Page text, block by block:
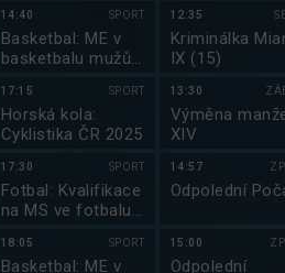
14:40 SPORT
Basketbal: ME v
basketbalu mužů
17:15 SPORT
Horská kola:
Cyklistika ČR 2025
17:30 SPORT
Fotbal: Kvalifikace
na MS ve fotbalu
18:05 SPORT
Basketbal: ME v
12:35
Kriminálka
IX (15)
13:30
Výměna
XIV
14:57
Odpolední
15:00
Odpolední